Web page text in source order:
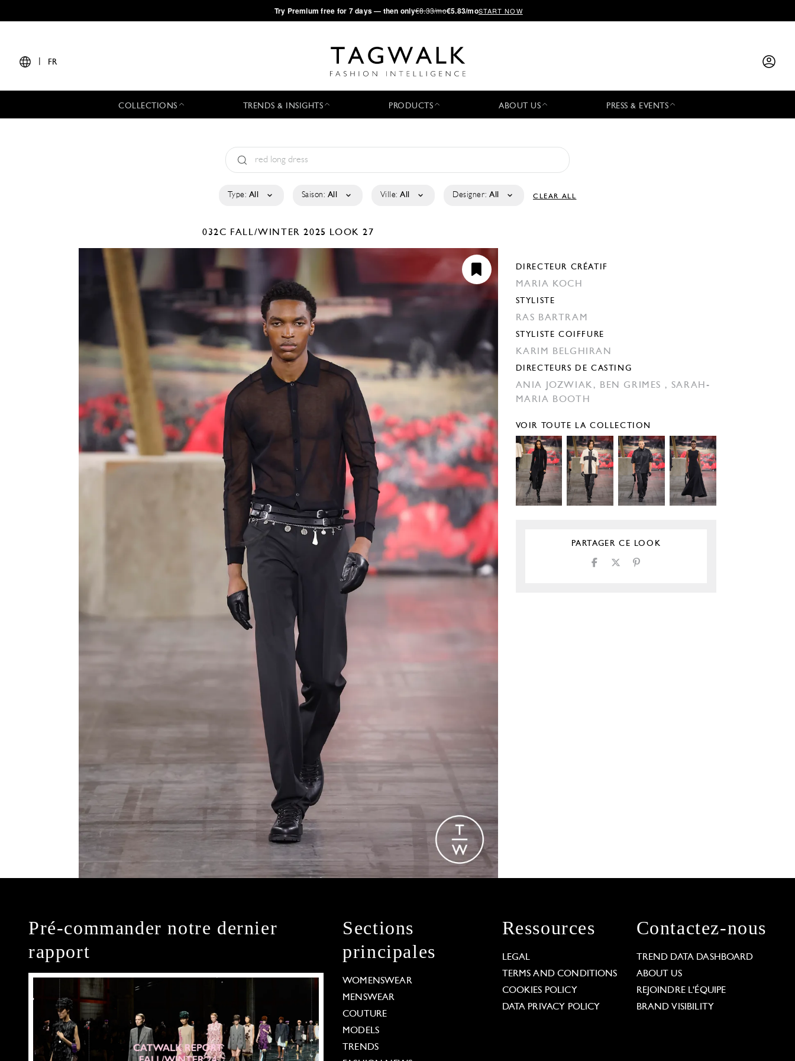
·Try Premium free for 7 days — then only€8.33/mo€5.83/moSTART NOW
FR
COLLECTIONS TRENDS & INSIGHTS PRODUCTS ABOUT US PRESS & EVENTS
Type: All Saison: All Ville: All Designer: All CLEAR ALL
032C FALL/WINTER 2025 LOOK 27
DIRECTEUR CRÉATIF
MARIA KOCH
STYLISTE
RAS BARTRAM
STYLISTE COIFFURE
KARIM BELGHIRAN
DIRECTEURS DE CASTING
ANIA JOZWIAK, BEN GRIMES , SARAH-
MARIA BOOTH
VOIR TOUTE LA COLLECTION
PARTAGER CE LOOK
Pré-commander notre dernier
rapport
Sections
principales
WOMENSWEAR
MENSWEAR
COUTURE
MODELS
TRENDS
Ressources
LEGAL
TERMS AND CONDITIONS
COOKIES POLICY
DATA PRIVACY POLICY
Contactez-nous
TREND DATA DASHBOARD
ABOUT US
REJOINDRE L'ÉQUIPE
BRAND VISIBILITY